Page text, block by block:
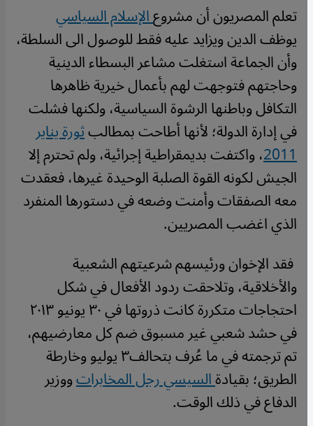
تعلم المصريون أن مشروعالإسلام السياسي
يوظف الدين ويزايد عليه فقط للوصول الى السلطة،
وأن الجماعة استغلت مشاعر البسطاء الدينية
وحاجتهم فتوجهت لهم بأعمال خيرية ظاهرها
التكافل وباطنها الرشوة السياسية، ولكنها فشلت
في إدارة الدولة؛ لأنها أطاحت بمطالبثورة يناير
2011، واكتفت بديمقراطية إجرائية، ولم تحترم إلا
الجيش لكونه القوة الصلبة الوحيدة غيرها، فعقدت
معه الصفقات وأمنت وضعه في دستورها المنفرد
الذي اغضب المصريين.
فقد الإخوان ورئيسهم شرعيتهم الشعبية
والأخلاقية، وتلاحقت ردود الأفعال في شكل
احتجاجات متكررة كانت ذروتها في ٣٠ يونيو ٢٠١٣
في حشد شعبي غير مسبوق ضم كل معارضيهم،
تم ترجمته في ما عُرف بتحالف٣ يوليو وخارطة
الطريق؛ بقيادةالسيسي رجل المخابراتووزير
الدفاع في ذلك الوقت.